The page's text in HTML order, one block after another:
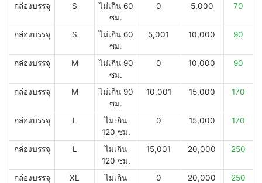
กล่องบรรจุ S
ไม่เกิน 60
ซม.
0 5,000 70
กล่องบรรจุ S
ไม่เกิน 60
ซม.
5,001 10,000 90
กล่องบรรจุ M
ไม่เกิน 90
ซม.
0 10,000 90
กล่องบรรจุ M
ไม่เกิน 90
ซม.
10,001 15,000 170
กล่องบรรจุ L
ไม่เกิน
120 ซม.
0 15,000 170
กล่องบรรจุ L
ไม่เกิน
120 ซม.
15,001 20,000 250
กล่องบรรจุ XL
ไม่เกิน
0 20,000 250